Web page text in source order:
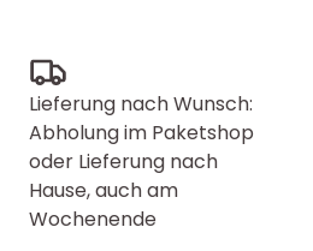
Lieferung nach Wunsch:
Abholung im Paketshop
oder Lieferung nach
Hause, auch am
Wochenende